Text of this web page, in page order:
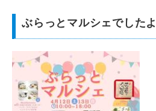
ぶらっとマルシェでしたよ